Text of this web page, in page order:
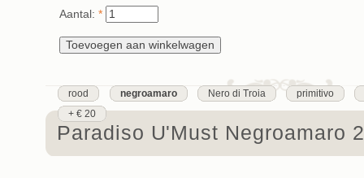
Aantal: *
rood negroamaro Nero di Troia
primitivo
+ € 20
Paradiso U'Must Negroamaro